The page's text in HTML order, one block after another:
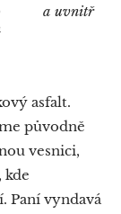
a uvnitř
asfalt.
původně
vesnici,
kde
Paní vyndavá